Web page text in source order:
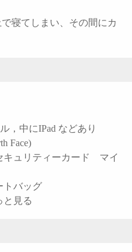
で寝てしまい、その間にカ
，中にIPad などあり
Face)
リティーカード マイ
トバッグ
と見る